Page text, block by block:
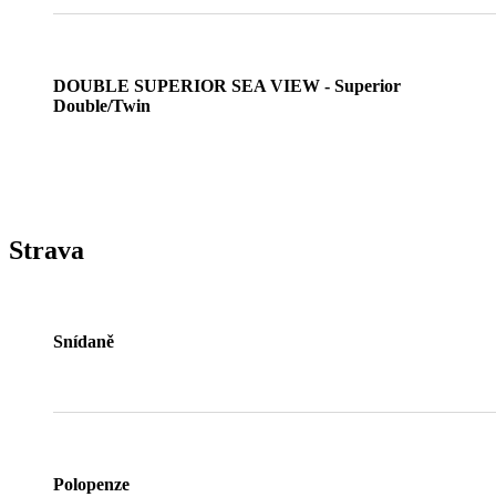
DOUBLE SUPERIOR SEA VIEW - Superior
Double/Twin
Strava
Snídaně
Polopenze